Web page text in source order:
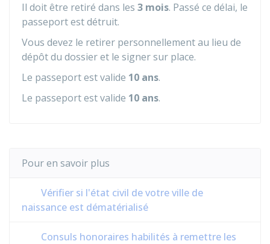
Il doit être retiré dans les 3 mois. Passé ce délai, le
passeport est détruit.
Vous devez le retirer personnellement au lieu de
dépôt du dossier et le signer sur place.
Le passeport est valide 10 ans.
Le passeport est valide 10 ans.
Pour en savoir plus
Vérifier si l'état civil de votre ville de
naissance est dématérialisé
Consuls honoraires habilités à remettre les